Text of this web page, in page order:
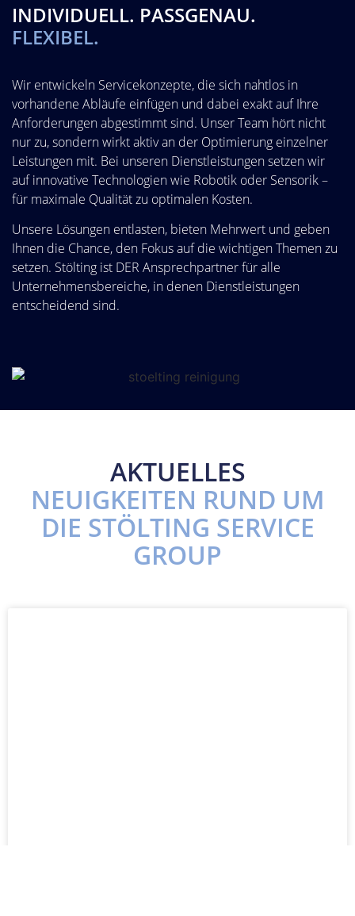
INDIVIDUELL. PASSGENAU.
FLEXIBEL.
Wir entwickeln Servicekonzepte, die sich nahtlos in
vorhandene Abläufe einfügen und dabei exakt auf Ihre
Anforderungen abgestimmt sind. Unser Team hört nicht
nur zu, sondern wirkt aktiv an der Optimierung einzelner
Leistungen mit. Bei unseren Dienstleistungen setzen wir
auf innovative Technologien wie Robotik oder Sensorik –
für maximale Qualität zu optimalen Kosten.
Unsere Lösungen entlasten, bieten Mehrwert und geben
Ihnen die Chance, den Fokus auf die wichtigen Themen zu
setzen. Stölting ist DER Ansprechpartner für alle
Unternehmensbereiche, in denen Dienstleistungen
entscheidend sind.
AKTUELLES
NEUIGKEITEN RUND UM
DIE STÖLTING SERVICE
GROUP